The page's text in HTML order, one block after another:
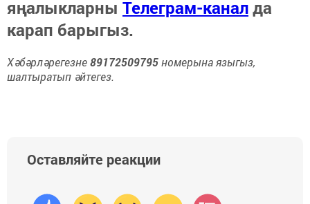
яңалыкларны Телеграм-каналда
карап барыгыз.
Хәбәрләрегезне89172509795номерына языгыз,
шалтыратып әйтегез.
Оставляйте реакции